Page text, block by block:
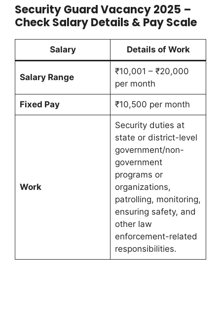
Security Guard Vacancy 2025 –
Check Salary Details & Pay Scale
Salary Details of Work
Salary Range
₹10,001 – ₹20,000
per month
Fixed Pay ₹10,500 per month
Work
Security duties at
state or district-level
government/non-
government
programs or
organizations,
patrolling, monitoring,
ensuring safety, and
other law
enforcement-related
responsibilities.